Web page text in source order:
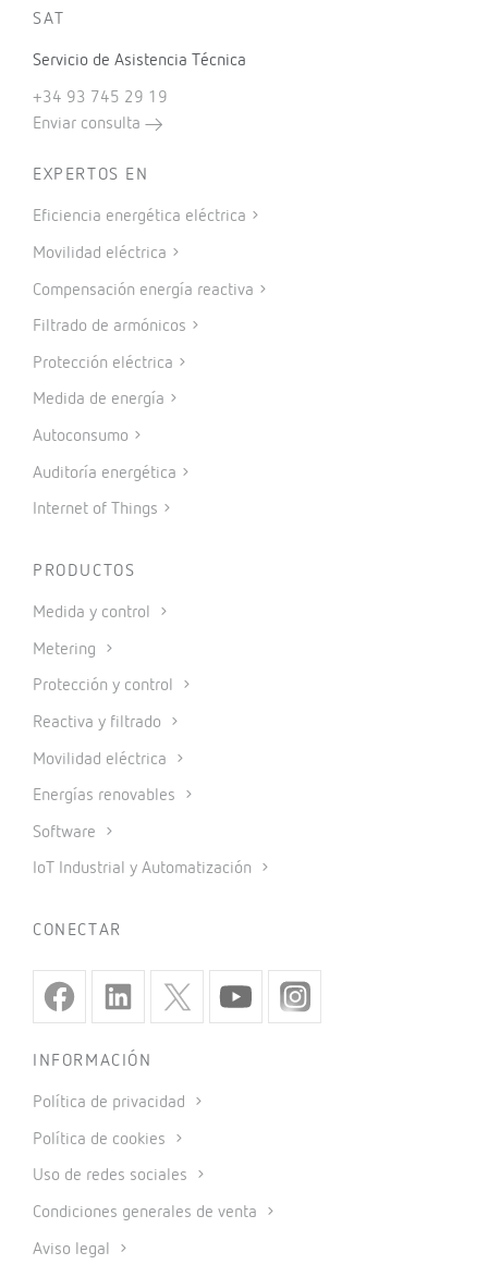
SAT
Servicio de Asistencia Técnica
+34 93 745 29 19
Enviar consulta
EXPERTOS EN
Eficiencia energética eléctrica
Movilidad eléctrica
Compensación energía reactiva
Filtrado de armónicos
Protección eléctrica
Medida de energía
Autoconsumo
Auditoría energética
Internet of Things
PRODUCTOS
Medida y control
Metering
Protección y control
Reactiva y filtrado
Movilidad eléctrica
Energías renovables
Software
IoT Industrial y Automatización
CONECTAR
INFORMACIÓN
Política de privacidad
Política de cookies
Uso de redes sociales
Condiciones generales de venta
Aviso legal